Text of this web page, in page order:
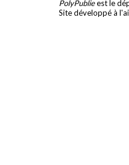
PolyPublieest le
Site développé à